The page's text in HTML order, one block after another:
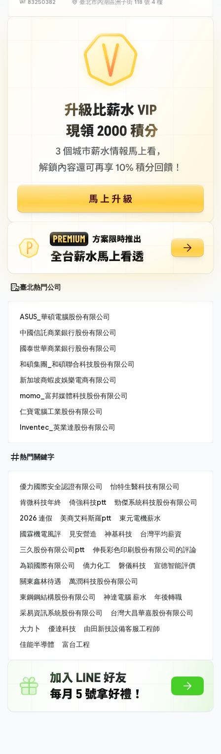
83250382 臺北市內湖區洲子街 118 號 4 樓
臺北熱門公司
ASUS_華碩電腦股份有限公司
中國信託商業銀行股份有限公司
國泰世華商業銀行股份有限公司
和碩集團_和碩聯合科技股份有限公司
新加坡商蝦皮娛樂電商有限公司
momo_富邦媒體科技股份有限公司
仁寶電腦工業股份有限公司
Inventec_英業達股份有限公司
熱門關鍵字
優力國際安全認證有限公司
怡特生醫科技有限公司
肯微科技年終
倚強科技ptt
勁傑系統科技股份有限公司
2026 連假
美商艾科斯羅ptt
東元電機薪水
國霖機電風評
見安營造 神基科技
台灣平均薪資
三久股份有限公司ptt
伸長彩色印刷股份有限公司的評論
為穎國際有限公司
僑力化工 磐儀科技
宣德智能評價
關東鑫林待遇
萬潤科技股份有限公司
東鋼鋼結構股份有限公司
神達電腦 薪水
年後轉職
采易資訊系統股份有限公司
台灣大昌華嘉股份有限公司
大力卜
優達科技
由田新技設備客服工程師
佳能半導體
富台工程